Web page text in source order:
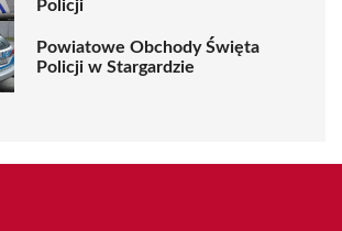
Policji
Powiatowe Obchody Święta
Policji w Stargardzie